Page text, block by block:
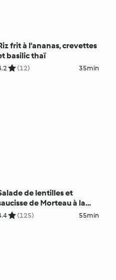
frit à l'ananas, crevettes
basilic thaï
(12) 35min
de lentilles et
de Morteau à la
(125) 55min